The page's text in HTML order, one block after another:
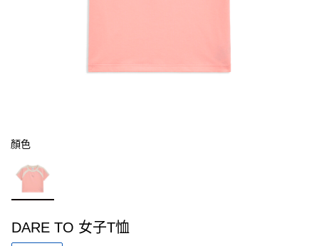
顏色
DARE TO 女子T恤